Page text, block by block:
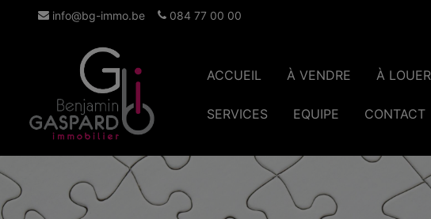
info@bg-immo.be 084 77 00 00
ACCUEIL À VENDRE À LOUER
SERVICES EQUIPE CONTACT